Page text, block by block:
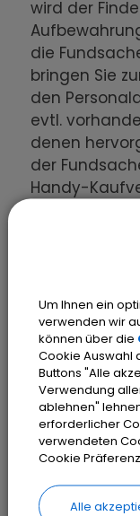
wird der
die
bringen Sie
den
evtl.
denen
der
Handy-
Hier sehen
Eon
Nöth
mit zwei
Kirchplatz
Ehrhard-
Um Ihnen ein
verwenden wir
können über die
Cookie Auswahl
Buttons "Alle
Verwendung
ablehnen"
erforderlicher
verwendeten
Cookie
Alle